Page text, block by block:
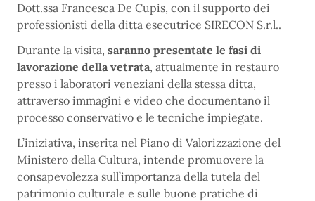
Dott.ssa Francesca De Cupis, con il supporto dei
professionisti della ditta esecutrice SIRECON S.r.l..
Durante la visita, saranno presentate le fasi di
lavorazione della vetrata, attualmente in restauro
presso i laboratori veneziani della stessa ditta,
attraverso immagini e video che documentano il
processo conservativo e le tecniche impiegate.
L’iniziativa, inserita nel Piano di Valorizzazione del
Ministero della Cultura, intende promuovere la
consapevolezza sull’importanza della tutela del
patrimonio culturale e sulle buone pratiche di